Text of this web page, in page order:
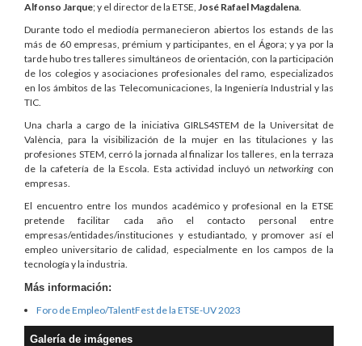
Alfonso Jarque; y el director de la ETSE, José Rafael Magdalena.
Durante todo el mediodía permanecieron abiertos los estands de las
más de 60 empresas, prémium y participantes, en el Ágora; y ya por la
tarde hubo tres talleres simultáneos de orientación, con la participación
de los colegios y asociaciones profesionales del ramo, especializados
en los ámbitos de las Telecomunicaciones, la Ingeniería Industrial y las
TIC.
Una charla a cargo de la iniciativa GIRLS4STEM de la Universitat de
València, para la visibilización de la mujer en las titulaciones y las
profesiones STEM, cerró la jornada al finalizar los talleres, en la terraza
de la cafetería de la Escola. Esta actividad incluyó unnetworking con
empresas.
El encuentro entre los mundos académico y profesional en la ETSE
pretende facilitar cada año el contacto personal entre
empresas/entidades/instituciones y estudiantado, y promover así el
empleo universitario de calidad, especialmente en los campos de la
tecnología y la industria.
Más información:
Foro de Empleo/TalentFest de la ETSE-UV 2023
Galería de imágenes